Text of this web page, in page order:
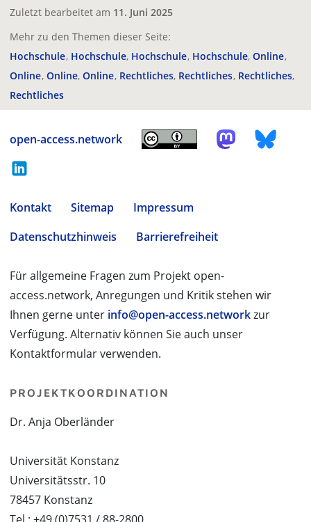
Zuletzt bearbeitet am 11. Juni 2025
Mehr zu den Themen dieser Seite:
Hochschule Hochschule Hochschule Hochschule Online
Online Online Online Rechtliches Rechtliches Rechtliches
Rechtliches
open-access.network
Kontakt Sitemap
Impressum
Datenschutzhinweis
Barrierefreiheit
Für allgemeine Fragen zum Projekt open-
access.network, Anregungen und Kritik stehen wir
Ihnen gerne unter info@open-access.networkzur
Verfügung. Alternativ können Sie auch unser
Kontaktformular verwenden.
PROJEKTKOORDINATION
Dr. Anja Oberländer
Universität Konstanz
Universitätsstr. 10
78457 Konstanz